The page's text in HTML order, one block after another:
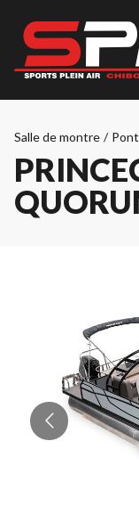
Salle de montre /